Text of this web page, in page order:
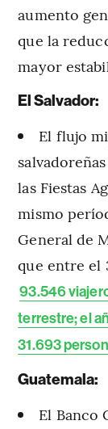
aumento
que la
mayor
El Salvador:
El flujo
las Fiestas
mismo
General de
que entre el
93.546
terrestre; el
31.693
Guatemala:
El Banco